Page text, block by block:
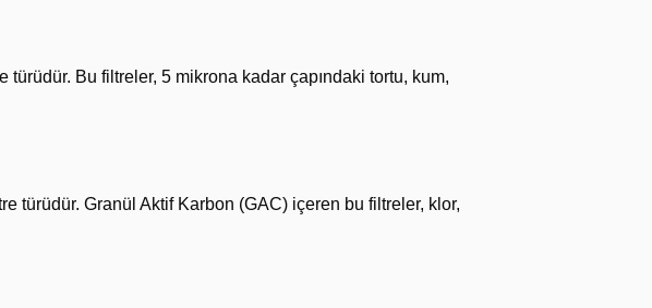
türüdür. Bu filtreler, 5 mikrona kadar çapındaki tortu, kum,
türüdür. Granül Aktif Karbon (GAC) içeren bu filtreler, klor,